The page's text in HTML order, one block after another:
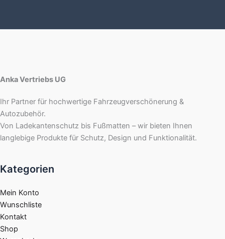
Anka Vertriebs UG
Ihr Partner für hochwertige Fahrzeugverschönerung &
Autozubehör.
Von Ladekantenschutz bis Fußmatten – wir bieten Ihnen
langlebige Produkte für Schutz, Design und Funktionalität.
Kategorien
Mein Konto
Wunschliste
Kontakt
Shop